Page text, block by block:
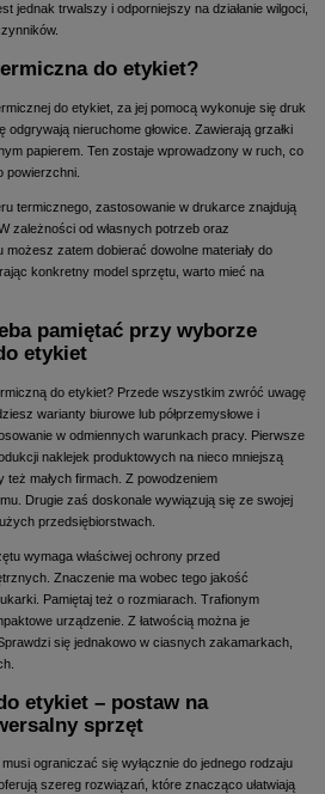
jednak trwalszy i odporniejszy na działanie wilgoci,
do etykiet?
do etykiet, za jej pomocą wykonuje się druk
nieruchome głowice. Zawierają grzałki
papierem. Ten zostaje wprowadzony w ruch, co
powierzchni.
termicznego, zastosowanie w drukarce znajdują
zależności od własnych potrzeb oraz
zatem dobierać dowolne materiały do
konkretny model sprzętu, warto mieć na
pamiętać przy wyborze
etykiet
do etykiet? Przede wszystkim zwróć uwagę
warianty biurowe lub półprzemysłowe i
w odmiennych warunkach pracy. Pierwsze
naklejek produktowych na nieco mniejszą
małych firmach. Z powodzeniem
Drugie zaś doskonale wywiązują się ze swojej
przedsiębiorstwach.
wymaga właściwej ochrony przed
Znaczenie ma wobec tego jakość
Pamiętaj też o rozmiarach. Trafionym
urządzenie. Z łatwością można je
się jednakowo w ciasnych zakamarkach,
etykiet – postaw na
sprzęt
ograniczać się wyłącznie do jednego rodzaju
szereg rozwiązań, które znacząco ułatwiają